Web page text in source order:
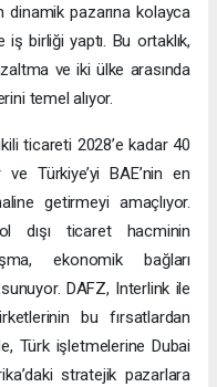
dinamik pazarına kolayca
birliği yaptı. Bu ortaklık,
ve iki ülke arasında
temel alıyor.
ticareti 2028’e kadar 40
Türkiye’yi BAE’nin en
getirmeyi amaçlıyor.
dışı ticaret hacminin
ekonomik bağları
DAFZ, Interlink ile
bu fırsatlardan
Türk işletmelerine Dubai
stratejik pazarlara